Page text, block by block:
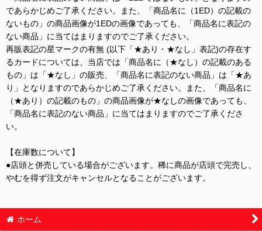
であらかじめご了承ください。また、「商品名に（1ED）の記載の
ないもの」の商品画像が1EDの画像であっても、「商品名に表記の
ない商品」に当てはまりますのでご了承ください。
再販表記の星マークの有無 (以下「★あり・★なし」表記)の存在す
るカードについては、当店では「商品名に（★なし）の記載のある
もの」は「★なし」の販売、「商品名に表記のない商品」は「★あ
り」となりますのであらかじめご了承ください。また、「商品名に
（★あり）の記載のもの」の商品画像が★なしの画像であっても、
「商品名に表記のない商品」に当てはまりますのでご了承くださ
い。
【在庫数について】
●店頭と併売している場合がございます。稀に商品が店頭で完売し、
やむを得ず注文がキャンセルとなることがございます。
ホーム